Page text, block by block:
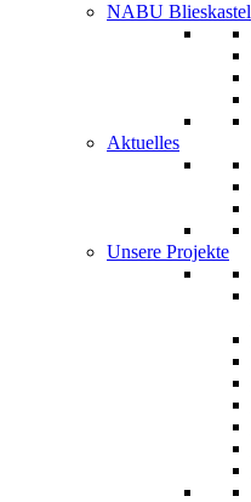
NABU Blieskastel
Aktuelles
Unsere Projekte